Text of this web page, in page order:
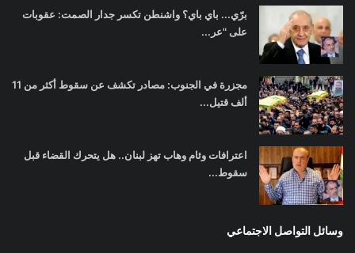
برّي... باي باي؟ واشنطن تكسر جدار الصمت: عقوبات
على "عر...
مجزرة في الجنوب: مصادر تكشف عن سقوط أكثر من 11
ألف قتيل...
اعترافات وئام وهاب تهز لبنان.. هل يتحرك القضاء قبل
سقوط...
وسائل التواصل الاجتماعي